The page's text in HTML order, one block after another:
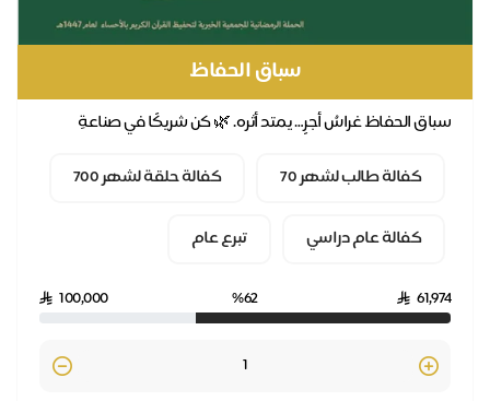
سباق الحفاظ
الحفاظ غراسُ أجرٍ… يمتد أثره. 🌿 كن شريكًا في صناعةِ
كفالة طالب لشهر 70
كفالة حلقة لشهر 700
كفالة عام دراسي تبرع عام
100,000
Quantity